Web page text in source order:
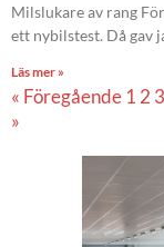
Milslukare av rang
ett nybilstest. Då gav
Läs mer »
« Föregående 1 2 3
»